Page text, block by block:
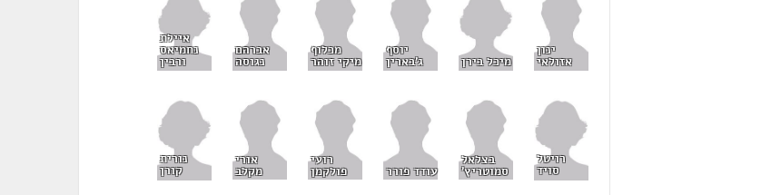
ינון
אזולאי מיכל בירן
יוסף
ג'בארין
מכלוף
מיקי זוהר
אברהם
נגוסה
איילת
נחמיאס
ורבין
רויטל
סויד
בצלאל
סמוטריץ' עודד פורר
רועי
פולקמן
אורי
מקלב
נורית
קורן